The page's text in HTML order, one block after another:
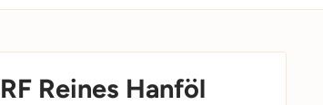
Reines Hanföl